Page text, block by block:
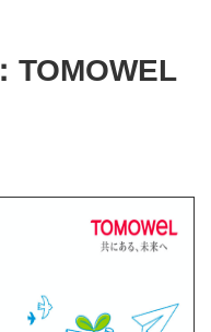
TOMOWEL